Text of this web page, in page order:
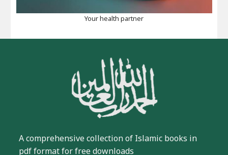
Your health partner
A comprehensive collection of Islamic books in
pdf format for free downloads